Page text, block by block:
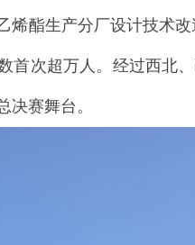
烯酯生产分厂设计技术
首次超万人。经过西北
决赛舞台。